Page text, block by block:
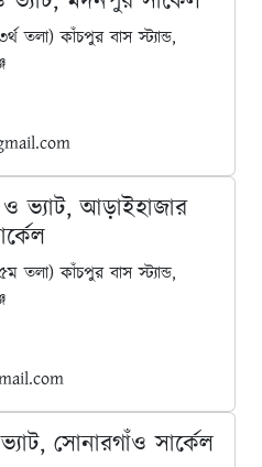
তলা) কাঁচপুর বাস স্ট্যান্ড,
ভ্যাট, আড়াইহাজার
তলা) কাঁচপুর বাস স্ট্যান্ড,
সোনারগাঁও সার্কেল